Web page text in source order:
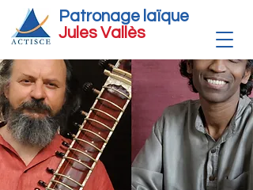
Patronage laïque
Jules Vallès